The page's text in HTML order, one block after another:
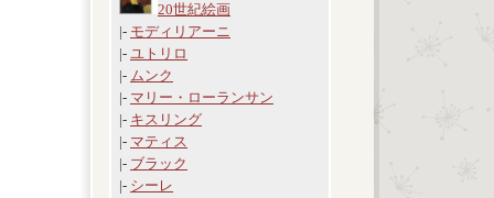
20世紀絵画
|- モディリアーニ
|- ユトリロ
|- ムンク
|- マリー・ローランサン
|- キスリング
|- マティス
|- ブラック
|- シーレ